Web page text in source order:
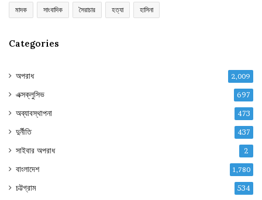
মাদক সাংবাদিক সৈরাচার হত্যা হাসিনা
Categories
অপরাধ 2,009
এক্সক্লুসিভ 697
অব্যাবস্থাপনা 473
দুর্নীতি 437
সাইবার অপরাধ 2
বাংলাদেশ 1,780
চট্টগ্রাম 534